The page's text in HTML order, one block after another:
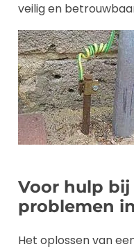
veilig en
Voor hulp
problemen
Het oplossen van